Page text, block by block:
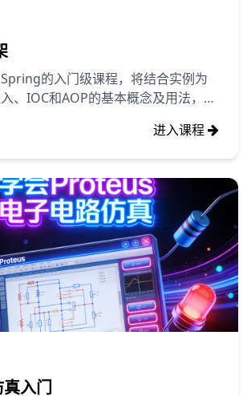
的入门级课程，将结合实例为
、IOC和AOP的基本概念及用法，为
进入课程
入门